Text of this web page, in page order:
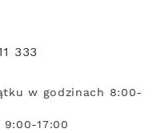
333
w godzinach 8:00-
17:00